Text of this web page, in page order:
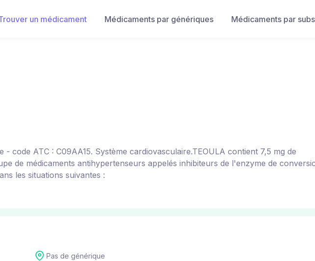
un médicament Médicaments par génériques Médicaments par
code ATC : C09AA15. Système cardiovasculaire.TEOULA contient 7,5 mg de
de médicaments antihypertenseurs appelés inhibiteurs de l'enzyme de
les situations suivantes :
Pas de générique